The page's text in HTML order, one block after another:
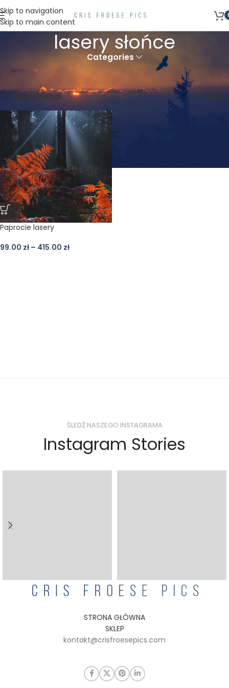
Skip to navigation
Skip to main content
lasery słońce
Categories
Strona główna
Produkty oznaczone “lasery słońce”
Show sidebar
Filters
Paprocie lasery
99.00 zł – 415.00 zł
ŚLEDŹ NASZEGO INSTAGRAMA
Instagram Stories
STRONA GŁÓWNA
SKLEP
kontakt@crisfroesepics.com